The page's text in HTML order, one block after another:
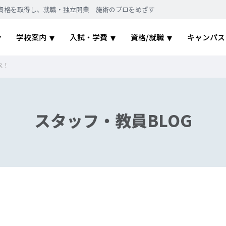
格を取得し、就職・独立開業 施術のプロをめざす
学校案内 入試・学費 資格/就職 キャンパ
スタッフ・教員BLOG